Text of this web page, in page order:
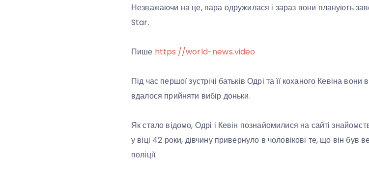
Незважаючи на це, пара одружилася і зараз вони планують
Star.
Пише https://world-news.video
Під час першої зустрічі батьків Одрі та її коханого Кевіна
вдалося прийняти вибір доньки.
Як стало відомо, Одрі і Кевін познайомилися на сайті
у віці 42 роки, дівчину привернуло в чоловікові те, що він був
поліції.